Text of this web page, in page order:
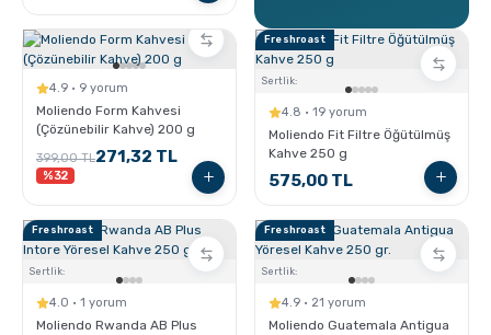
4.9 · 9 yorum
Moliendo Form Kahvesi
(Çözünebilir Kahve) 200 g
399,00 TL271,32 TL
%32
Freshroast
Sertlik:
4.8 · 19 yorum
Moliendo Fit Filtre Öğütülmüş
Kahve 250 g
575,00 TL
Freshroast
Sertlik:
4.0 · 1 yorum
Moliendo Rwanda AB Plus
Freshroast
Sertlik:
4.9 · 21 yorum
Moliendo Guatemala Antigua